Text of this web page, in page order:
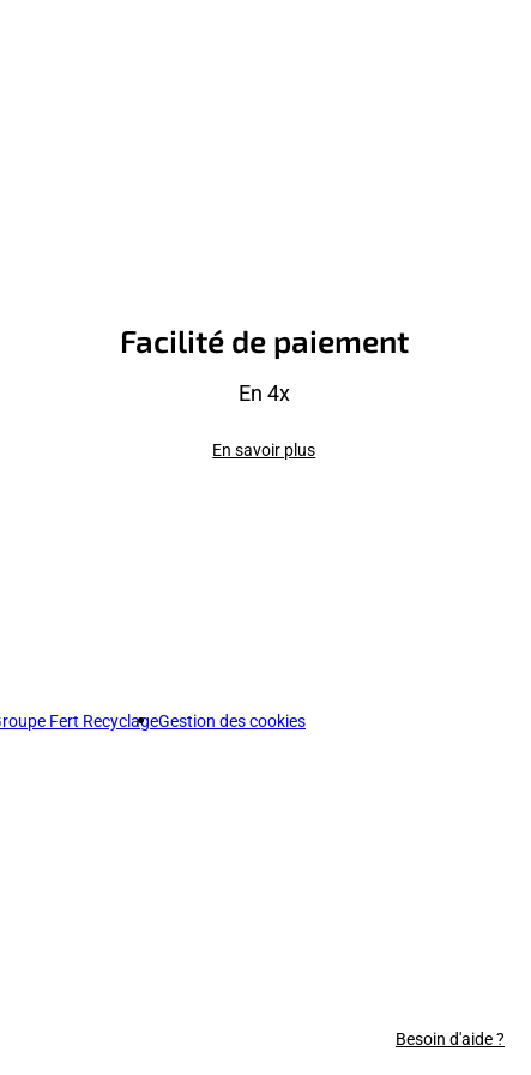
Facilité de paiement
En 4x
En savoir plus
Fert RecyclageGestion des cookies
Besoin d'aide ?